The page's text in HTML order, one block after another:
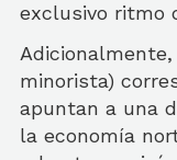
exclusivo ritmo
minorista)
apuntan a una
la economía